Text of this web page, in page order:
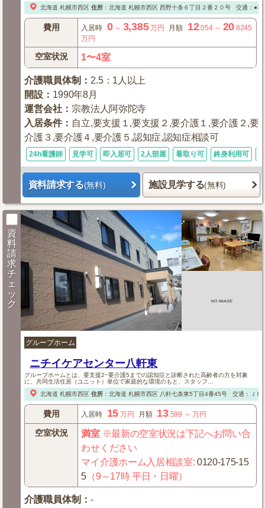
北海道 札幌市西区 住所： 北海道 札幌市西区西野十条６丁目２番２０号 交通：●市
費用 入居時 0～ 3,385万円 月額 12.054～ 20.8245
万円
空室状況 1〜4室
介護職員体制 ： 2.5：1人以上
開設 ： 1990年8月
運営会社 ： 宗教法人阿弥陀寺
入居条件： 自立,要支援１,要支援２,要介護１,要介護２,要
介護３,要介護４,要介護５,認知症,認知症相談可
24h看護師 見学可 即入居可 2人部屋 看取り可 終身利用可
資料請求する(無料) 施設見学する(無料)
資
料
請
求
チ
ェ
ッ
ク
グループホーム
ニチイケアセンター八軒東
グループホームとは、要支援2~要介護5までの認知症と診断された高齢者の方を対象
に、共同生活住居（ユニット）単位で家庭的な環境のもと、スタッフ...
北海道 札幌市西区 住所： 北海道 札幌市西区 八軒七条東5丁目4番45号 交通：ＪＲ
費用 入居時 15 万円 月額 13.599 ～万円
空室状況 満室※最新の空室状況は下記へお問い合
わせください
マイ介護ホーム入居相談室:0120-175-15
5 （9～17時 平日・日曜）
介護職員体制 ：-